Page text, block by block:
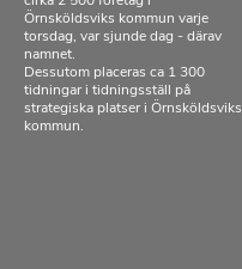
Örnsköldsviks kommun varje
torsdag, var sjunde dag - därav
namnet.
Dessutom placeras ca 1 300
tidningar i tidningsställ på
strategiska platser i Örnsköldsviks
kommun.